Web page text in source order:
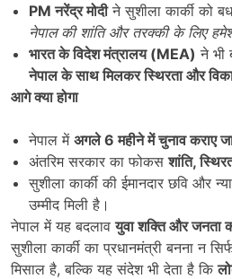
PMनरेंद्र मोदीने सुशीला कार्की को
नेपाल की शांति और तरक्की के लिए
भारत के विदेश मंत्रालय (MEA) ने भी
नेपाल के साथ मिलकर स्थिरता और
आगे क्या होगा
नेपाल में अगले6महीने में चुनाव कराए
अंतरिम सरकार का फोकसशांति,
सुशीला कार्की की ईमानदार छवि और
उम्मीद मिली है।
नेपाल में यह बदलावयुवा शक्ति और जनता
सुशीला कार्की का प्रधानमंत्री बनना न
मिसाल है, बल्कि यह संदेश भी देता है कि